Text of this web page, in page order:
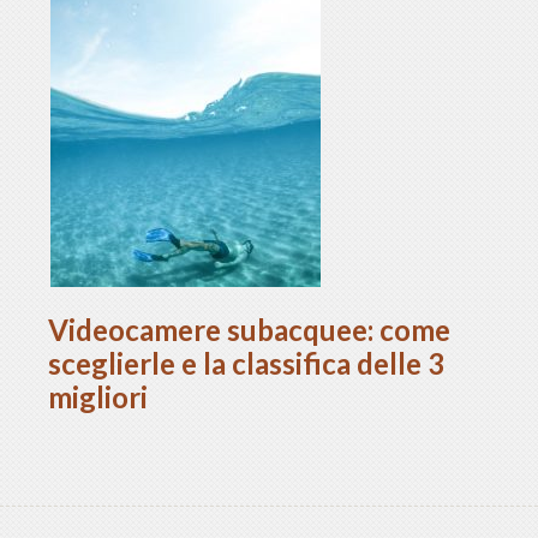
Videocamere subacquee: come
sceglierle e la classifica delle 3
migliori